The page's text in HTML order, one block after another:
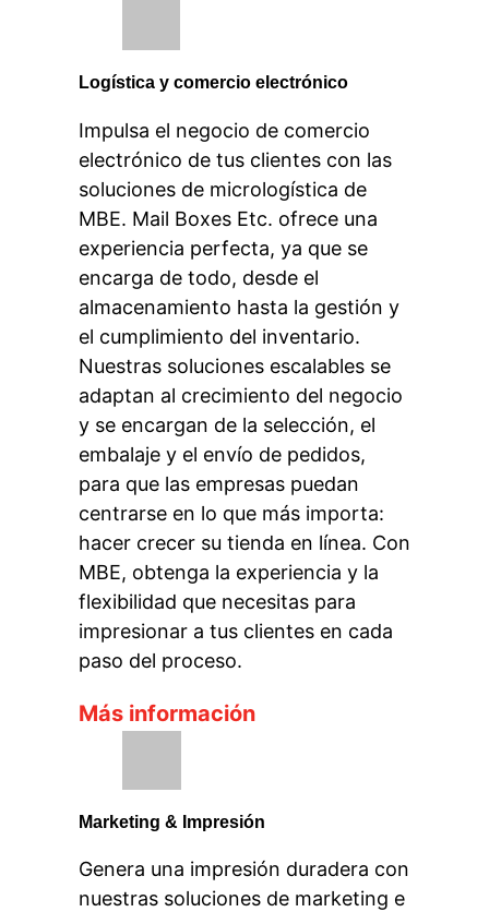
Logística y comercio electrónico
Impulsa el negocio de comercio
electrónico de tus clientes con las
soluciones de micrologística de
MBE. Mail Boxes Etc. ofrece una
experiencia perfecta, ya que se
encarga de todo, desde el
almacenamiento hasta la gestión y
el cumplimiento del inventario.
Nuestras soluciones escalables se
adaptan al crecimiento del negocio
y se encargan de la selección, el
embalaje y el envío de pedidos,
para que las empresas puedan
centrarse en lo que más importa:
hacer crecer su tienda en línea. Con
MBE, obtenga la experiencia y la
flexibilidad que necesitas para
impresionar a tus clientes en cada
paso del proceso.
Más información
Marketing & Impresión
Genera una impresión duradera con
nuestras soluciones de marketing e